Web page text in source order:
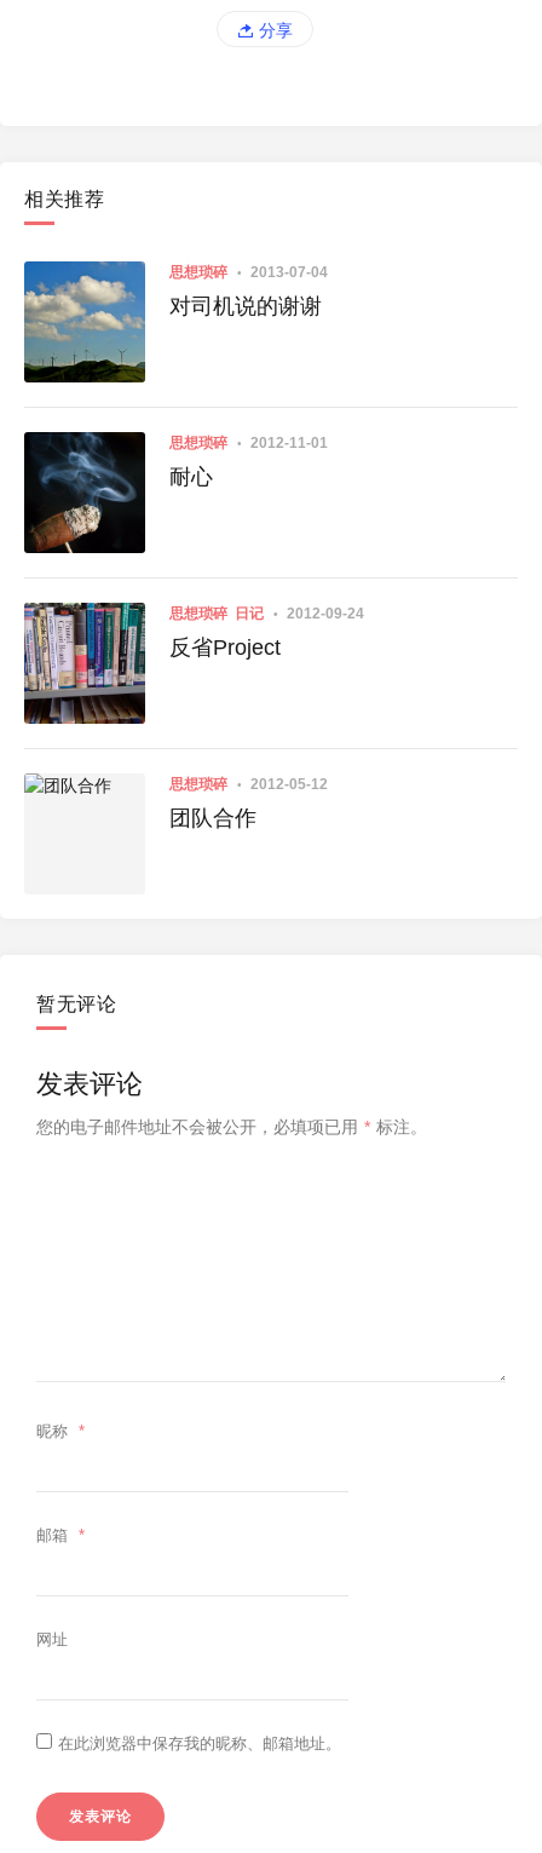
分享
相关推荐
思想琐碎 2013-07-04
对司机说的谢谢
思想琐碎 2012-11-01
耐心
思想琐碎 日记 2012-09-24
反省Project
思想琐碎 2012-05-12
团队合作
暂无评论
发表评论
您的电子邮件地址不会被公开， 必填项已用 * 标注。
昵称 *
邮箱 *
网址
在此浏览器中保存我的昵称、邮箱地址。